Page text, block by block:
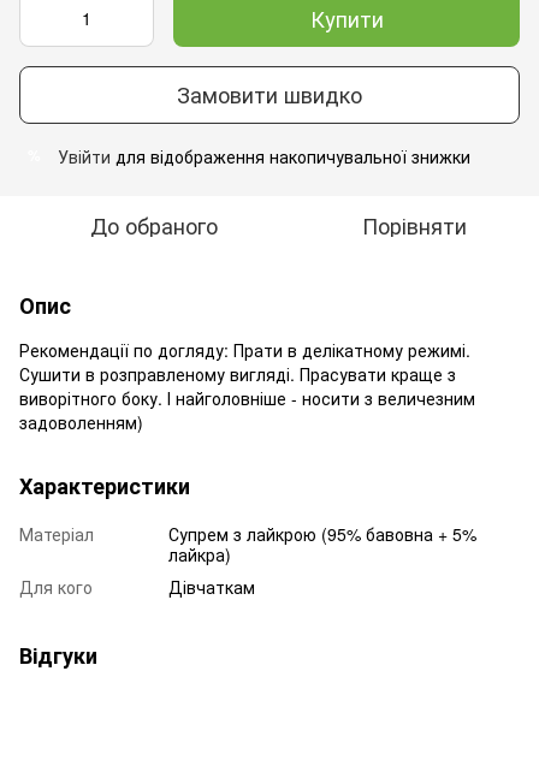
Купити
Замовити швидко
Увійти для відображення накопичувальної знижки
До обраного Порівняти
Опис
Рекомендації по догляду: Прати в делікатному режимі.
Сушити в розправленому вигляді. Прасувати краще з
виворітного боку. І найголовніше - носити з величезним
задоволенням)
Характеристики
Матеріал
Супрем з лайкрою (95% бавовна + 5%
лайкра)
Для кого
Дівчаткам
Відгуки